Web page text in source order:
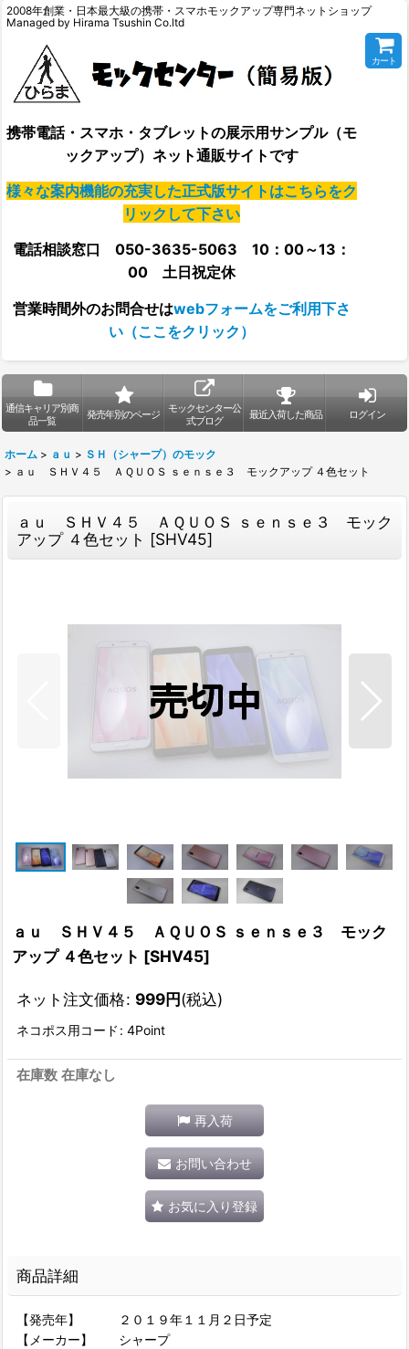
2008年創業・日本最大級の携帯・スマホモックアップ専門ネットショップ
Managed by Hirama Tsushin Co.ltd
携帯電話・スマホ・タブレットの展示用サンプル（モ
ックアップ）ネット通販サイトです
様々な案内機能の充実した正式版サイトはこちらをク
リックして下さい
電話相談窓口 050-3635-5063 10：00～13：
00 土日祝定休
営業時間外のお問合せはwebフォームをご利用下さ
い（ここをクリック）
カート
通信キャリア別商
品一覧
発売年別のページ
モックセンター公
式ブログ
最近入荷した商品 ログイン
ホーム > ａｕ > ＳＨ（シャープ）のモック
> ａｕ ＳＨＶ４５ ＡＱＵＯＳ ｓｅｎｓｅ３ モックアップ ４色セット
ａｕ ＳＨＶ４５ ＡＱＵＯＳ ｓｅｎｓｅ３ モック
アップ ４色セット [SHV45]
ａｕ ＳＨＶ４５ ＡＱＵＯＳ ｓｅｎｓｅ３ モック
アップ ４色セット [SHV45]
ネット注文価格: 999円(税込)
ネコポス用コード : 4Point
在庫数 在庫なし
再入荷
お問い合わせ
お気に入り登録
商品詳細
【発売年】 ２０１９年１１月２日予定
【メーカー】 シャープ